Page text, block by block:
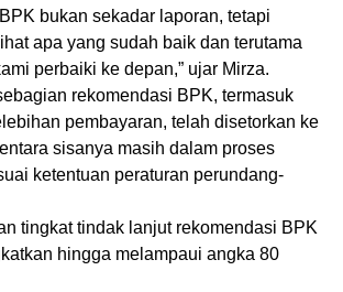
bukan sekadar laporan, tetapi
apa yang sudah baik dan terutama
perbaiki ke depan,” ujar Mirza.
rekomendasi BPK, termasuk
pembayaran, telah disetorkan ke
sisanya masih dalam proses
ketentuan peraturan perundang-
tingkat tindak lanjut rekomendasi BPK
hingga melampaui angka 80